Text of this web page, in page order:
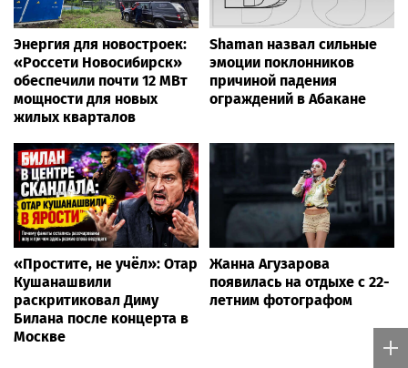
Энергия для новостроек:
«Россети Новосибирск»
обеспечили почти 12 МВт
мощности для новых
жилых кварталов
Shaman назвал сильные
эмоции поклонников
причиной падения
ограждений в Абакане
«Простите, не учёл»: Отар
Кушанашвили
раскритиковал Диму
Билана после концерта в
Москве
Жанна Агузарова
появилась на отдыхе с 22-
летним фотографом